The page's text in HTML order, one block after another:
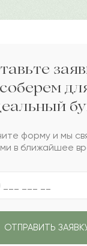
любовь
форму и мы
в ближайшее
ОТПРАВИТЬ